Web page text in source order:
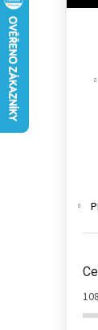
n
108